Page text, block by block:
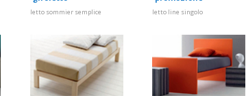
letto sommier semplice letto line singolo